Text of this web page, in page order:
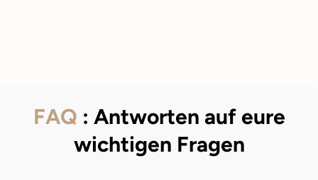
FAQ : Antworten auf eure
wichtigen Fragen